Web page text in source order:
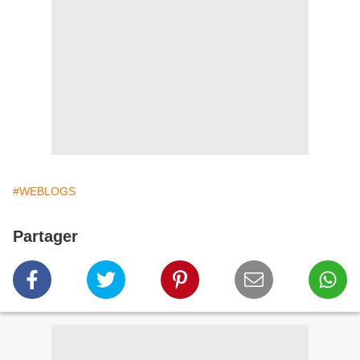
#WEBLOGS
Partager